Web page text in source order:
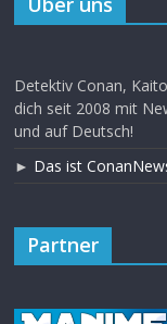
Detektiv Conan,
dich seit 2008 mit
und auf Deutsch!
► Das ist
Partner